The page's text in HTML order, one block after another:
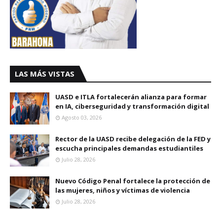
LAS MÁS VISTAS
UASD e ITLA fortalecerán alianza para formar
en IA, ciberseguridad y transformación digital
Agosto 03, 2026
Rector de la UASD recibe delegación de la FED y
escucha principales demandas estudiantiles
Julio 28, 2026
Nuevo Código Penal fortalece la protección de
las mujeres, niños y víctimas de violencia
Julio 28, 2026